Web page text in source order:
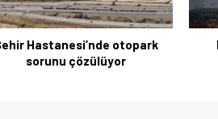
Bursa’da orman yangını!